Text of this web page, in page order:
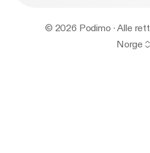
© 2026 Podimo · Alle
Norge